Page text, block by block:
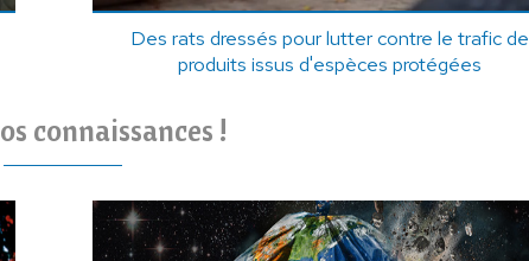
Des rats dressés pour lutter contre le trafic de
produits issus d'espèces protégées
connaissances !